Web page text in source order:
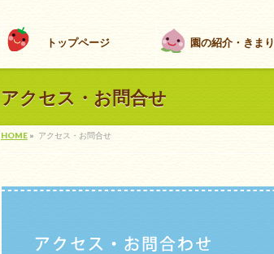
トップページ 園の紹介・きまり
アクセス・お問合せ
HOME » アクセス・お問合せ